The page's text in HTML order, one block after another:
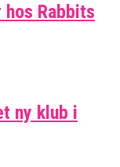
Rabbits
ny klub i